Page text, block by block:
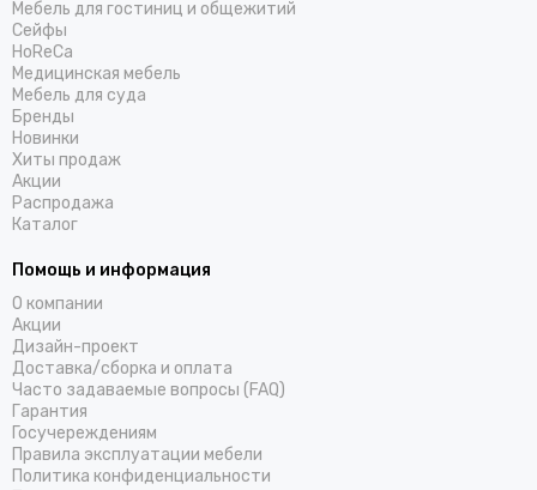
Мебель для гостиниц и общежитий
Cейфы
HoReCa
Медицинская мебель
Мебель для суда
Бренды
Новинки
Хиты продаж
Акции
Распродажа
Каталог
Помощь и информация
О компании
Акции
Дизайн-проект
Доставка/cборка и оплата
Часто задаваемые вопросы (FAQ)
Гарантия
Госучереждениям
Правила эксплуатации мебели
Политика конфиденциальности